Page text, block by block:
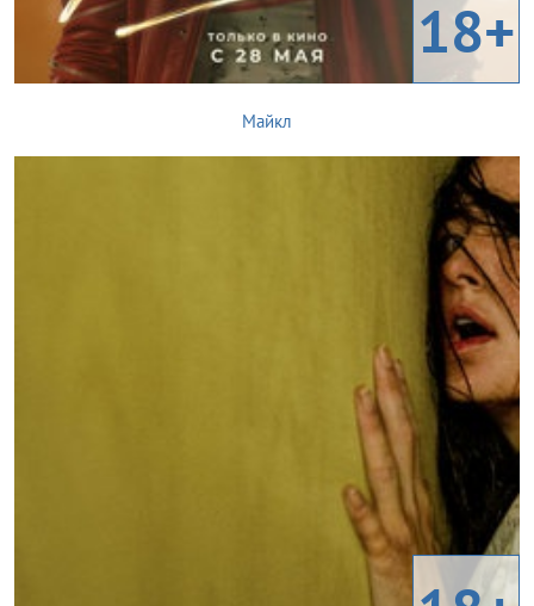
18+
Майкл